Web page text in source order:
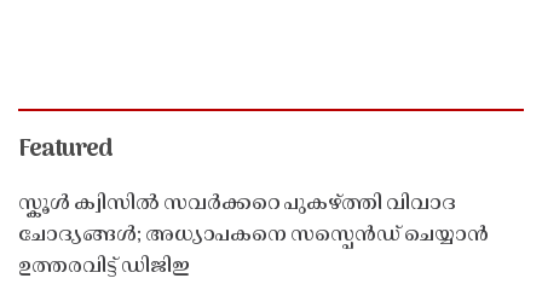
Featured
സ്കൂൾ ക്വിസിൽ സവർക്കറെ പുകഴ്ത്തി വിവാദ
ചോദ്യങ്ങൾ; അധ്യാപകനെ സസ്പെൻഡ് ചെയ്യാൻ
ഉത്തരവിട്ട് ഡിജിഇ